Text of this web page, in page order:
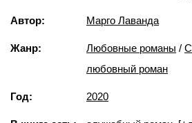
Автор: Марго Лаванда
Жанр: Любовные романы /
любовный роман
Год: 2020